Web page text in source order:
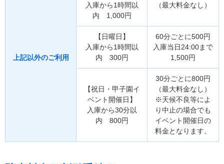
上記以外のご利用
入庫から1時間以
内 1,000円
（最大料金なし）
【日曜日】
入庫から1時間以
内 300円
60分ごとに500円
入庫当日24:00まで
1,500円
【祝日・甲子園イ
ベント開催日】
入庫から30分以
内 800円
30分ごとに800円
（最大料金なし）
※天候不良等によ
り中止の場合でも
イベント開催日の
料金となります。